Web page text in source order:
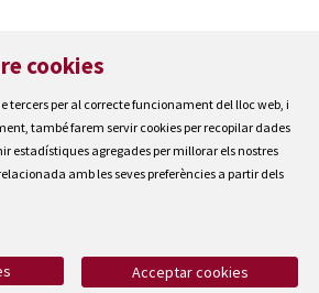
cookies
tercers per al correcte funcionament del lloc web, i
també farem servir cookies per recopilar dades
estadístiques agregades per millorar els nostres
amb les seves preferències a partir dels
Acceptar cookies